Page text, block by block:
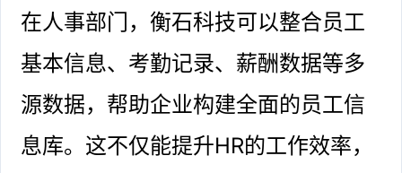
在人事部门，衡石科技可以整合员工
基本信息、考勤记录、薪酬数据等多
源数据，帮助企业构建全面的员工信
息库。这不仅能提升HR的工作效率，